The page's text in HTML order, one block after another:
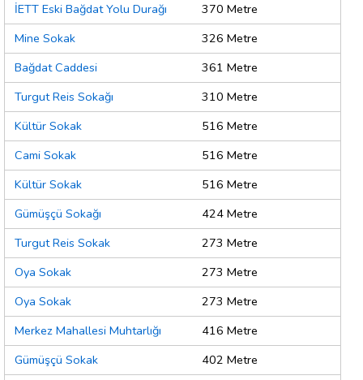
İETT Eski Bağdat Yolu Durağı
370 Metre
Mine Sokak
326 Metre
Bağdat Caddesi
361 Metre
Turgut Reis Sokağı
310 Metre
Kültür Sokak
516 Metre
Cami Sokak
516 Metre
Kültür Sokak
516 Metre
Gümüşçü Sokağı
424 Metre
Turgut Reis Sokak
273 Metre
Oya Sokak
273 Metre
Oya Sokak
273 Metre
Merkez Mahallesi Muhtarlığı
416 Metre
Gümüşçü Sokak
402 Metre